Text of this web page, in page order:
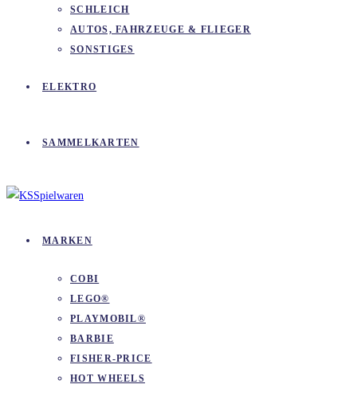
SCHLEICH
AUTOS, FAHRZEUGE & FLIEGER
SONSTIGES
ELEKTRO
SAMMELKARTEN
MARKEN
COBI
LEGO®
PLAYMOBIL®
BARBIE
FISHER-PRICE
HOT WHEELS